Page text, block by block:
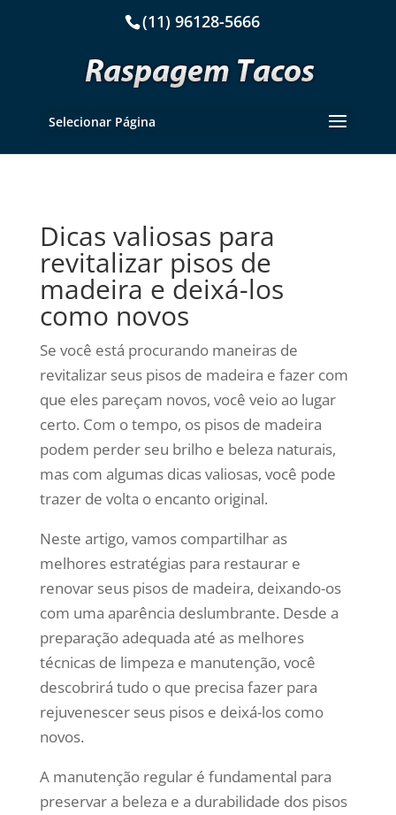
(11) 96128-5666
Selecionar Página
Dicas valiosas para
revitalizar pisos de
madeira e deixá-los
como novos
Se você está procurando maneiras de
revitalizar seus pisos de madeira e fazer com
que eles pareçam novos, você veio ao lugar
certo. Com o tempo, os pisos de madeira
podem perder seu brilho e beleza naturais,
mas com algumas dicas valiosas, você pode
trazer de volta o encanto original.
Neste artigo, vamos compartilhar as
melhores estratégias para restaurar e
renovar seus pisos de madeira, deixando-os
com uma aparência deslumbrante. Desde a
preparação adequada até as melhores
técnicas de limpeza e manutenção, você
descobrirá tudo o que precisa fazer para
rejuvenescer seus pisos e deixá-los como
novos.
A manutenção regular é fundamental para
preservar a beleza e a durabilidade dos pisos